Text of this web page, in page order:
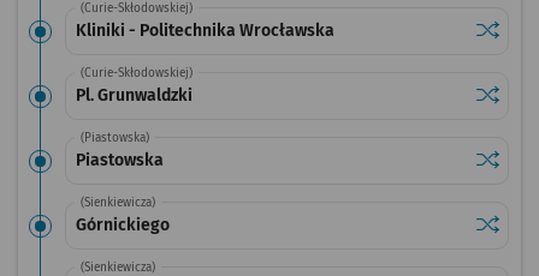
(Curie-Skłodowskiej)
Kliniki - Politechnika Wrocławska
(Curie-Skłodowskiej)
Pl. Grunwaldzki
(Piastowska)
Piastowska
(Sienkiewicza)
Górnickiego
(Sienkiewicza)